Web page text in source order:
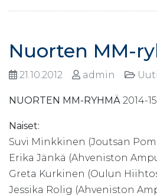
Nuorten MM-
21.10.2012 admin
NUORTEN MM-RYHMÄ 2014-15
Naiset:
Suvi Minkkinen (Joutsan
Erika Jänkä (Ahveniston
Greta Kurkinen (Oulun
Jessika Rolig (Ahveniston